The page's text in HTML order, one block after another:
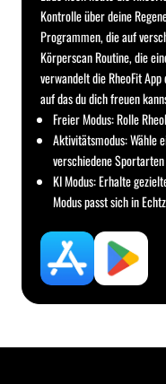
Kontrolle über deine
Programmen, die auf
Körperscan Routine, die
verwandelt die RheoFit
auf das du dich freuen
Freier Modus: Rolle
Aktivitätsmodus: Wähle
verschiedene
KI Modus: Erhalte
Modus passt sich in